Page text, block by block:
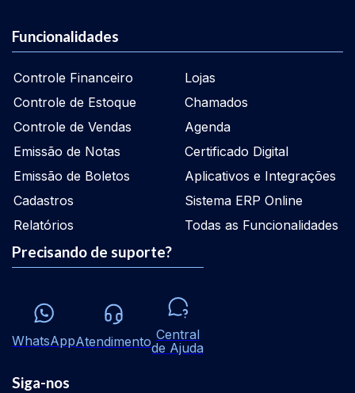
Funcionalidades
Controle Financeiro
Controle de Estoque
Controle de Vendas
Emissão de Notas
Emissão de Boletos
Cadastros
Relatórios
Lojas
Chamados
Agenda
Certificado Digital
Aplicativos e Integrações
Sistema ERP Online
Todas as Funcionalidades
Precisando de suporte?
WhatsAppAtendimento Central
de Ajuda
Siga-nos